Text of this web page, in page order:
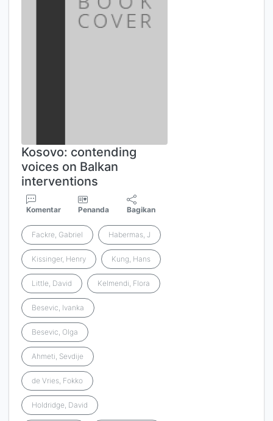
Kosovo: contending
voices on Balkan
interventions
Komentar Penanda Bagikan
Fackre, Gabriel Habermas, J
Kissinger, Henry Kung, Hans
Little, David Kelmendi, Flora
Besevic, Ivanka
Besevic, Olga
Ahmeti, Sevdije
de Vries, Fokko
Holdridge, David